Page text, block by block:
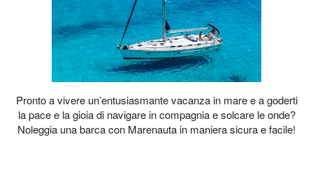
Pronto a vivere un’entusiasmante vacanza in mare e a goderti
la pace e la gioia di navigare in compagnia e solcare le onde?
Noleggia una barca con Marenauta in maniera sicura e facile!